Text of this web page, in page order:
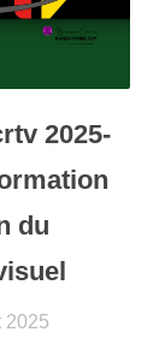
2025-
du
2025